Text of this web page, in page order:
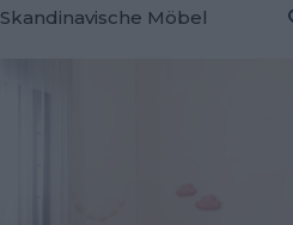
Skandinavische Möbel